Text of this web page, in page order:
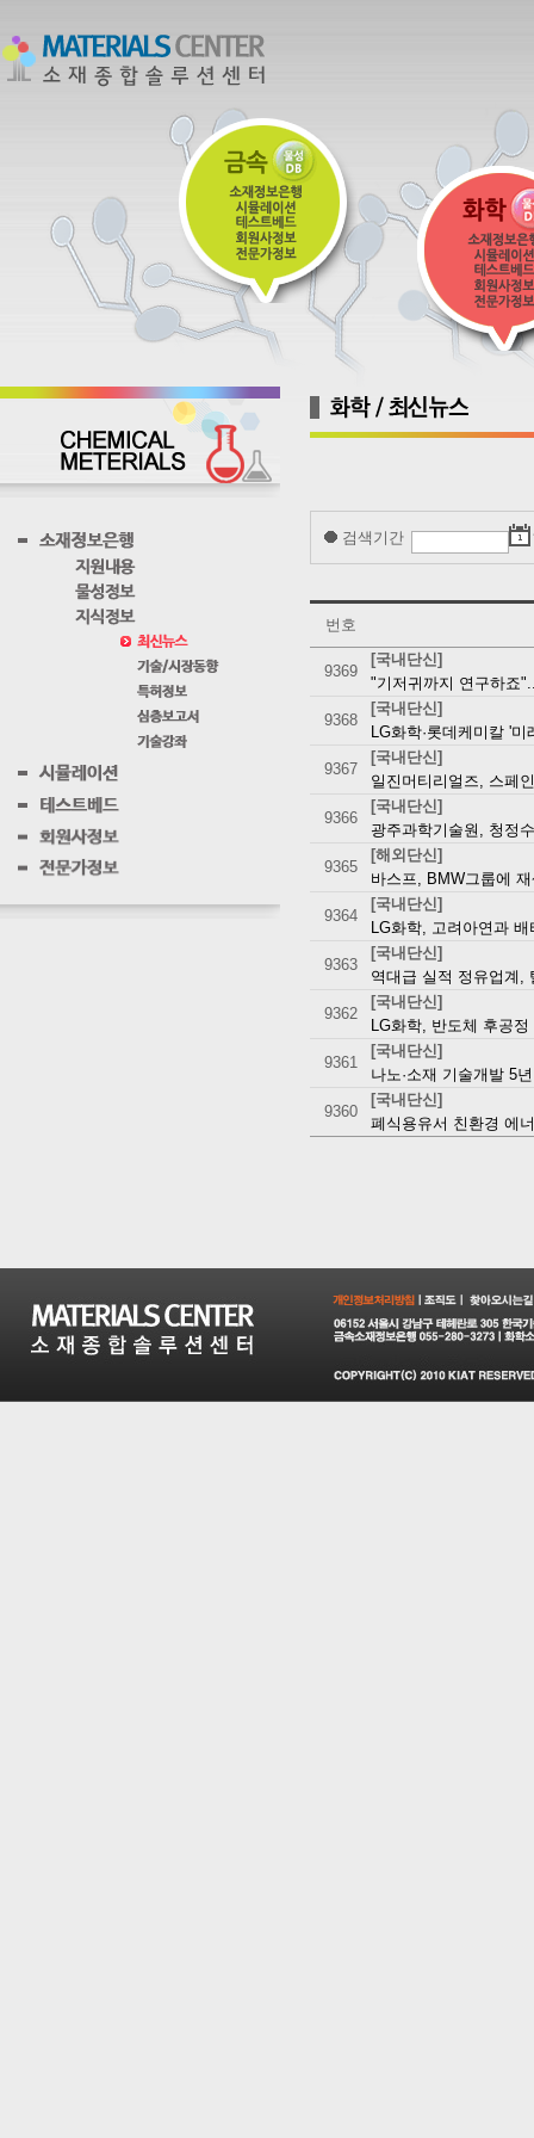
검색기간
번호
9369
[국내단신]
"기저귀까지 연구하죠
9368
[국내단신]
LG화학·롯데케미칼 '
9367
[국내단신]
일진머티리얼즈, 스페
9366
[국내단신]
광주과학기술원, 청정
9365
[해외단신]
바스프, BMW그룹에
9364
[국내단신]
LG화학, 고려아연과
9363
[국내단신]
역대급 실적 정유업계,
9362
[국내단신]
LG화학, 반도체 후공
9361
[국내단신]
나노·소재 기술개발 5
9360
[국내단신]
폐식용유서 친환경 에